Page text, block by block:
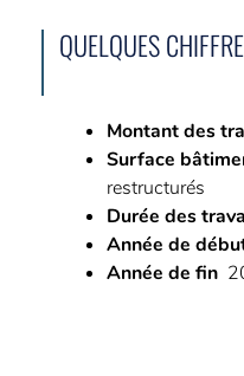
QUELQUES
Montant des
Surface
restructurés
Durée des
Année de
Année de fin